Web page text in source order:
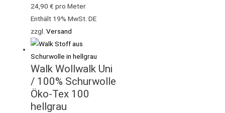
24,90€ pro Meter
Enthält 19% MwSt. DE
zzgl.Versand
Walk Wollwalk Uni
/ 100% Schurwolle
Öko-Tex 100
hellgrau